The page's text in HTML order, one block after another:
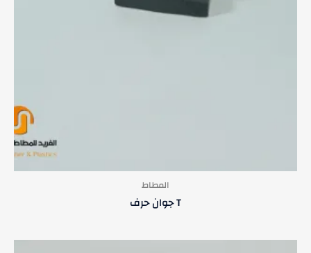
المطاط
T جوان حرف